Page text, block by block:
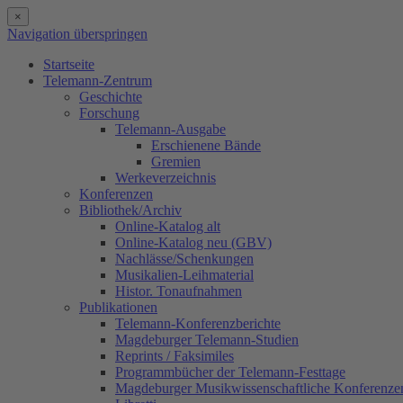
×
Navigation überspringen
Startseite
Telemann-Zentrum
Geschichte
Forschung
Telemann-Ausgabe
Erschienene Bände
Gremien
Werkeverzeichnis
Konferenzen
Bibliothek/Archiv
Online-Katalog alt
Online-Katalog neu (GBV)
Nachlässe/Schenkungen
Musikalien-Leihmaterial
Histor. Tonaufnahmen
Publikationen
Telemann-Konferenzberichte
Magdeburger Telemann-Studien
Reprints / Faksimiles
Programmbücher der Telemann-Festtage
Magdeburger Musikwissenschaftliche